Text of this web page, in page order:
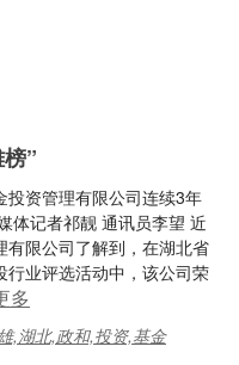
”
投资管理有限公司连续3年
体记者祁靓 通讯员李望 近
有限公司了解到，在湖北省
业评选活动中，该公司荣
,湖北,政和,投资,基金